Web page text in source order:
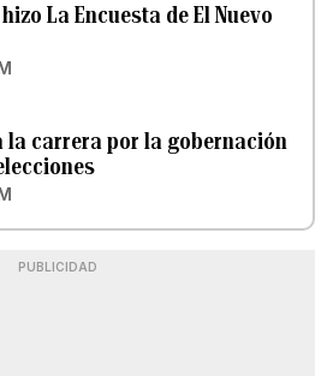
hizo La Encuesta de El Nuevo
la carrera por la gobernación
PUBLICIDAD